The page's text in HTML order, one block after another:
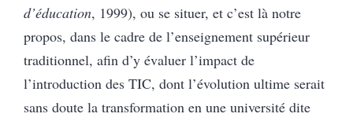
d’éducation, 1999), ou se situer, et c’est là notre
propos, dans le cadre de l’enseignement supérieur
traditionnel, afin d’y évaluer l’impact de
l’introduction des TIC, dont l’évolution ultime serait
sans doute la transformation en une université dite